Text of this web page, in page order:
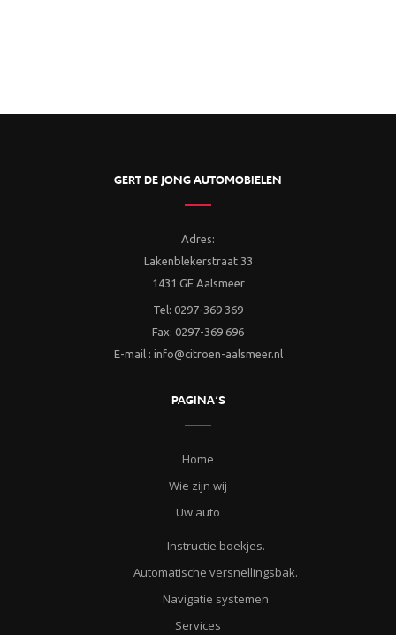
GERT DE JONG AUTOMOBIELEN
Adres:
Lakenblekerstraat 33
1431 GE Aalsmeer
Tel: 0297-369 369
Fax: 0297-369 696
E-mail : info@citroen-aalsmeer.nl
PAGINA’S
Home
Wie zijn wij
Uw auto
Instructie boekjes.
Automatische versnellingsbak.
Navigatie systemen
Services